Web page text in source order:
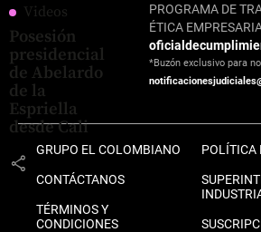
Videos
Posesión
presidencial
de Abelardo
de la
Espriella
desde Cali
share
PROGRAMA DE
ÉTICA
*Buzón exclusivo para
GRUPO EL COLOMBIANO
CONTÁCTANOS
TÉRMINOS Y
CONDICIONES
POLÍTICA